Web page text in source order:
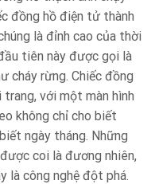
đồng hồ điện tử thành
là đỉnh cao của thời
tiên này được gọi là
cháy rừng. Chiếc đồng
với một màn hình
không chỉ cho biết
ngày tháng. Những
coi là đương nhiên,
là công nghệ đột phá.